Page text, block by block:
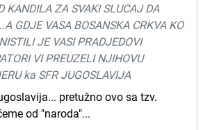
KANDILA ZA SVAKI SLUCAJ DA
GDJE VASA BOSANSKA CRKVA KO
JE VASI PRADJEDOVI
VI PREUZELI NJIHOVU
ka SFR JUGOSLAVIJA
pretužno ovo sa tzv.
od "naroda"...